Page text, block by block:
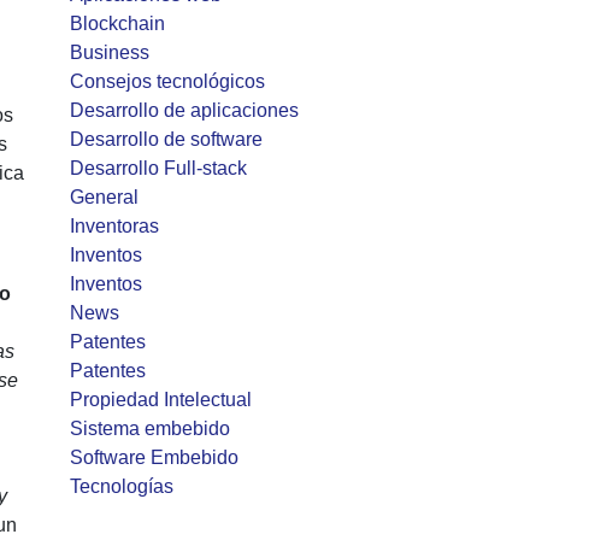
Blockchain
Business
Consejos tecnológicos
Desarrollo de aplicaciones
Desarrollo de software
Desarrollo Full-stack
General
Inventoras
Inventos
Inventos
News
Patentes
Patentes
Propiedad Intelectual
Sistema embebido
Software Embebido
Tecnologías